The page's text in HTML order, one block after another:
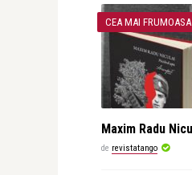
CEA MAI
Maxim Radu
de revistatango